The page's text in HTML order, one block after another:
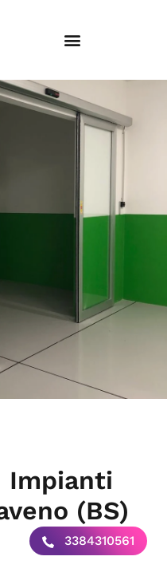
Impianti
(BS)
3384310561